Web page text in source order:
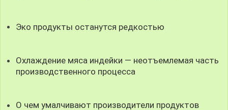
Эко продукты останутся редкостью
Охлаждение мяса индейки — неотъемлемая часть
производственного процесса
О чем умалчивают производители продуктов